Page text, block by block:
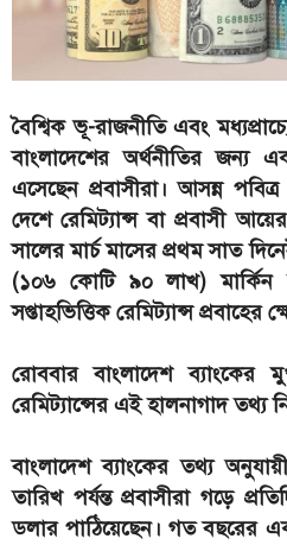
বৈশ্বিক ভূ-রাজনীতি এবং
বাংলাদেশের অর্থনীতির জন্য
এসেছেন প্রবাসীরা। আসন্ন
দেশে রেমিট্যান্স বা প্রবাসী
সালের মার্চ মাসের প্রথম সাত
(১০৬ কোটি ৯০ লাখ) মার্কিন
সপ্তাহভিত্তিক রেমিট্যান্স
রোববার বাংলাদেশ
রেমিট্যান্সের এই হালনাগাদ তথ্য
বাংলাদেশ ব্যাংকের তথ্য
তারিখ পর্যন্ত প্রবাসীরা গড়ে
ডলার পাঠিয়েছেন। গত বছরের